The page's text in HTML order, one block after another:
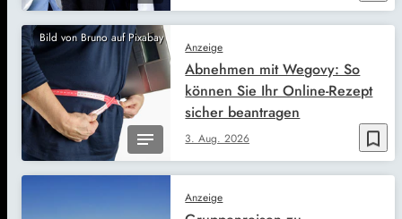
Bild von Bruno auf Pixabay
bookmark_border
Anzeige
3. Aug. 2026
Abnehmen mit Wegovy: So
können Sie Ihr Online-Rezept
sicher beantragen
Anzeige